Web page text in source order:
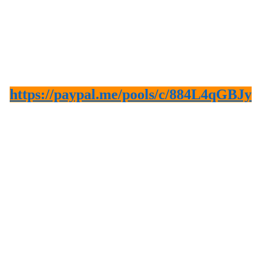
https://paypal.me/pools/c/884L4qGBJy